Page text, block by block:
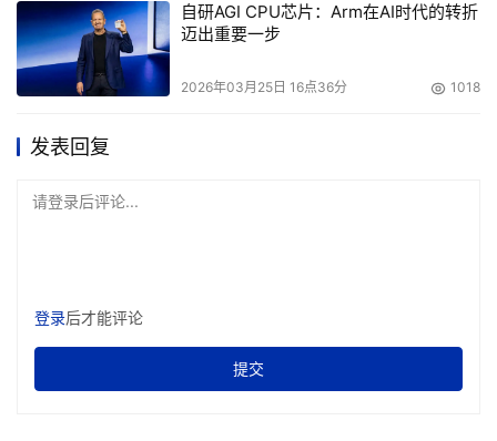
自研AGI CPU芯片：Arm在AI时代的转折
迈出重要一步
2026年03月25日 16点36分 1018
发表回复
请登录后评论...
登录后才能评论
提交